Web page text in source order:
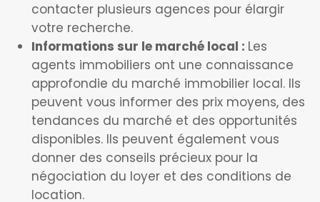
contacter plusieurs agences pour élargir
votre recherche.
Informations sur le marché local : Les
agents immobiliers ont une connaissance
approfondie du marché immobilier local. Ils
peuvent vous informer des prix moyens, des
tendances du marché et des opportunités
disponibles. Ils peuvent également vous
donner des conseils précieux pour la
négociation du loyer et des conditions de
location.